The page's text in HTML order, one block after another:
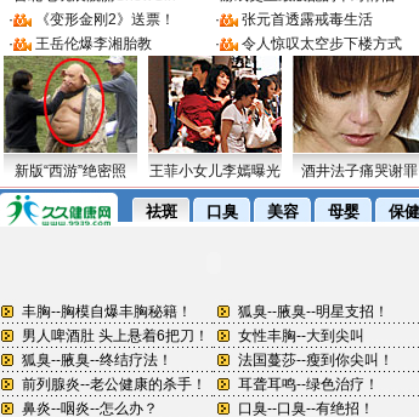
·
《变形金刚2》送票！ ·
张元首透露戒毒生活
·
王岳伦爆李湘胎教 · 令人惊叹太空步下楼方式
新版“西游”绝密照 王菲小女儿李嫣曝光 酒井法子痛哭谢罪